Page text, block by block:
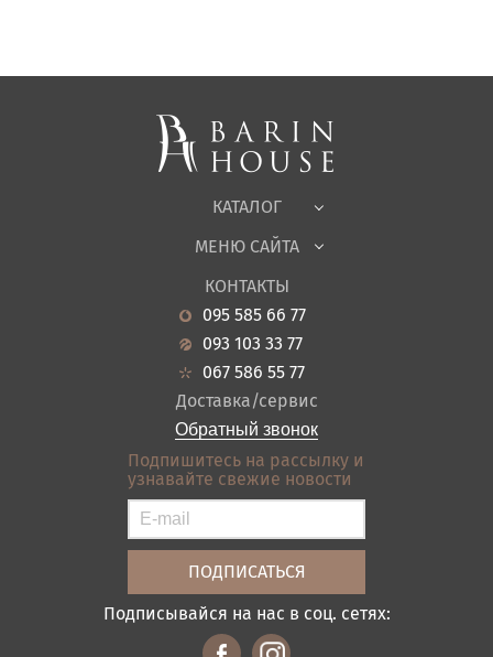
КАТАЛОГ
Спальни, Кровати
Корпусная мебель
Офисная мебель
Садовая мебель
Гостиная
Кухня
Прихожие
Ванная
Акции
МЕНЮ САЙТА
О нас
Новости
Гарантия
Кредит
Оплата и доставка
Отзывы
Контакты
Карта сайта
Условия покупки
КОНТАКТЫ
095 585 66 77
093 103 33 77
067 586 55 77
Доставка/сервис
Обратный звонок
Подпишитесь на рассылку и
узнавайте свежие новости
Подписывайся на нас в соц. сетях: